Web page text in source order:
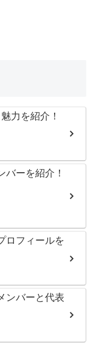
力を紹介！
バーを紹介！
ロフィールを
ンバーと代表